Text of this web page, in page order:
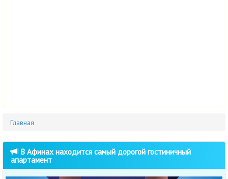
Главная
В Афинах находится самый дорогой гостиничный
апартамент